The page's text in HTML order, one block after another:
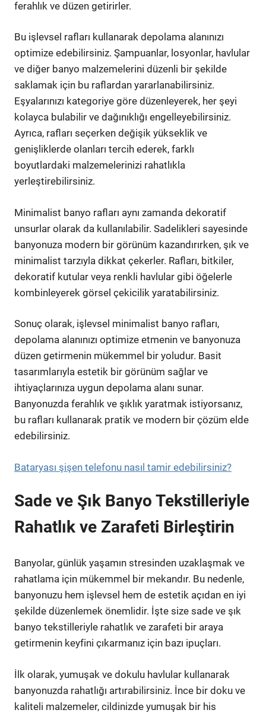
ferahlık ve düzen getirirler.
Bu işlevsel rafları kullanarak depolama alanınızı
optimize edebilirsiniz. Şampuanlar, losyonlar, havlular
ve diğer banyo malzemelerini düzenli bir şekilde
saklamak için bu raflardan yararlanabilirsiniz.
Eşyalarınızı kategoriye göre düzenleyerek, her şeyi
kolayca bulabilir ve dağınıklığı engelleyebilirsiniz.
Ayrıca, rafları seçerken değişik yükseklik ve
genişliklerde olanları tercih ederek, farklı
boyutlardaki malzemelerinizi rahatlıkla
yerleştirebilirsiniz.
Minimalist banyo rafları aynı zamanda dekoratif
unsurlar olarak da kullanılabilir. Sadelikleri sayesinde
banyonuza modern bir görünüm kazandırırken, şık ve
minimalist tarzıyla dikkat çekerler. Rafları, bitkiler,
dekoratif kutular veya renkli havlular gibi öğelerle
kombinleyerek görsel çekicilik yaratabilirsiniz.
Sonuç olarak, işlevsel minimalist banyo rafları,
depolama alanınızı optimize etmenin ve banyonuza
düzen getirmenin mükemmel bir yoludur. Basit
tasarımlarıyla estetik bir görünüm sağlar ve
ihtiyaçlarınıza uygun depolama alanı sunar.
Banyonuzda ferahlık ve şıklık yaratmak istiyorsanız,
bu rafları kullanarak pratik ve modern bir çözüm elde
edebilirsiniz.
Bataryası şişen telefonu nasıl tamir edebilirsiniz?
Sade ve Şık Banyo Tekstilleriyle
Rahatlık ve Zarafeti Birleştirin
Banyolar, günlük yaşamın stresinden uzaklaşmak ve
rahatlama için mükemmel bir mekandır. Bu nedenle,
banyonuzu hem işlevsel hem de estetik açıdan en iyi
şekilde düzenlemek önemlidir. İşte size sade ve şık
banyo tekstilleriyle rahatlık ve zarafeti bir araya
getirmenin keyfini çıkarmanız için bazı ipuçları.
İlk olarak, yumuşak ve dokulu havlular kullanarak
banyonuzda rahatlığı artırabilirsiniz. İnce bir doku ve
kaliteli malzemeler, cildinizde yumuşak bir his